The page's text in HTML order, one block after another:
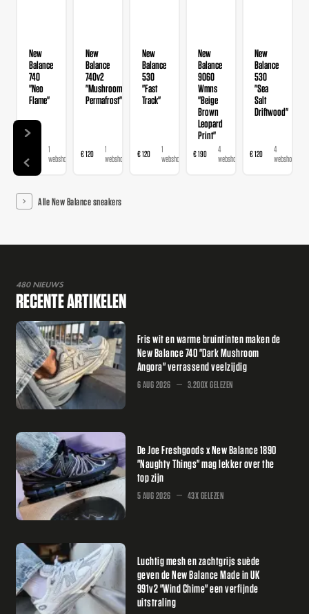
New
Balance
740
"Neo
Flame"
1
webshop
New
Balance
740v2
"Mushroom
Permafrost"
€ 120
1
webshop
New
Balance
530
"Fast
Track"
€ 120
1
webshop
New
Balance
9060
Wmns
"Beige
Brown
Leopard
Print"
€ 190
4
webshops
New
Balance
530
"Sea
Salt
Driftwood"
€ 120
4
webshops
Alle New Balance sneakers
480 NIEUWS
RECENTE ARTIKELEN
Fris wit en warme bruintinten maken de
New Balance 740 "Dark Mushroom
Angora" verrassend veelzijdig
6 AUG 2026 3.200X GELEZEN
De Joe Freshgoods x New Balance 1890
"Naughty Things" mag lekker over the
top zijn
5 AUG 2026 43X GELEZEN
Luchtig mesh en zachtgrijs suède
geven de New Balance Made in UK
991v2 "Wind Chime" een verfijnde
uitstraling